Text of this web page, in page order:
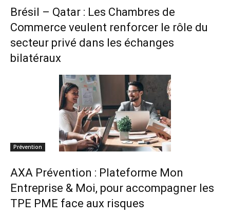
Brésil – Qatar : Les Chambres de
Commerce veulent renforcer le rôle du
secteur privé dans les échanges
bilatéraux
Prévention
AXA Prévention : Plateforme Mon
Entreprise & Moi, pour accompagner les
TPE PME face aux risques